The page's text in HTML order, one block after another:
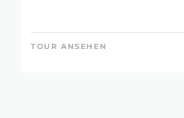
TOUR ANSEHEN